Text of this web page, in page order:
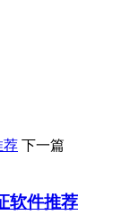
荐 下一篇
软件推荐